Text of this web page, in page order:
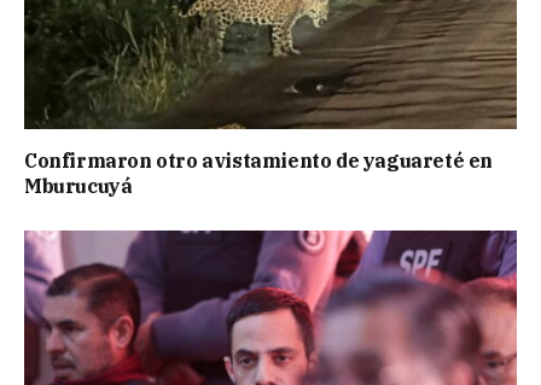
Confirmaron otro avistamiento de yaguareté en
Mburucuyá